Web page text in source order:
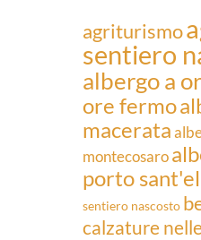
agriturismo
sentiero
albergo a
ore fermo
macerata
montecosaro
porto
sentiero nascosto
calzature